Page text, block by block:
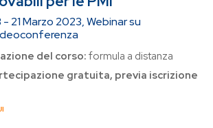
- 21 Marzo 2023, Webinar su
del corso:formula a distanza
gratuita, previa iscrizione